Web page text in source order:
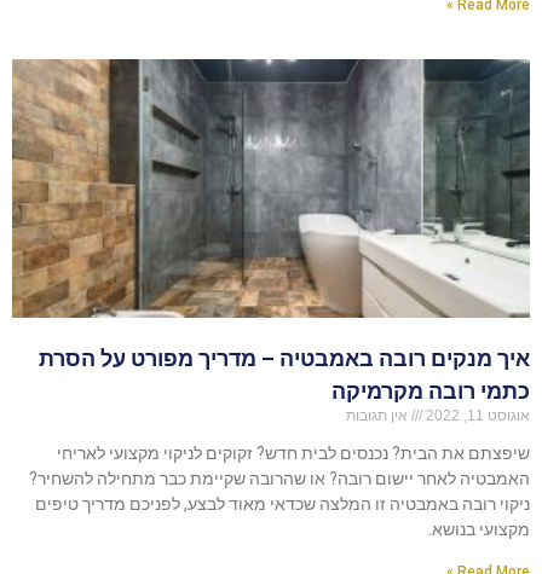
Read More »
איך מנקים רובה באמבטיה – מדריך מפורט על הסרת
כתמי רובה מקרמיקה
אוגוסט 11, 2022 אין תגובות
שיפצתם את הבית? נכנסים לבית חדש? זקוקים לניקוי מקצועי לאריחי
האמבטיה לאחר יישום רובה? או שהרובה שקיימת כבר מתחילה להשחיר?
ניקוי רובה באמבטיה זו המלצה שכדאי מאוד לבצע, לפניכם מדריך טיפים
מקצועי בנושא.